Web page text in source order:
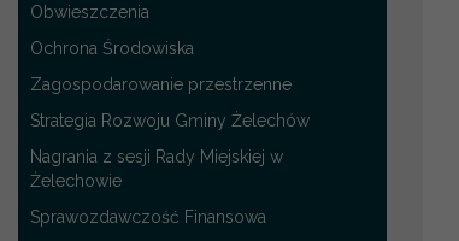
Obwieszczenia
Ochrona Środowiska
Zagospodarowanie przestrzenne
Strategia Rozwoju Gminy Żelechów
Nagrania z sesji Rady Miejskiej w
Żelechowie
Sprawozdawczość Finansowa